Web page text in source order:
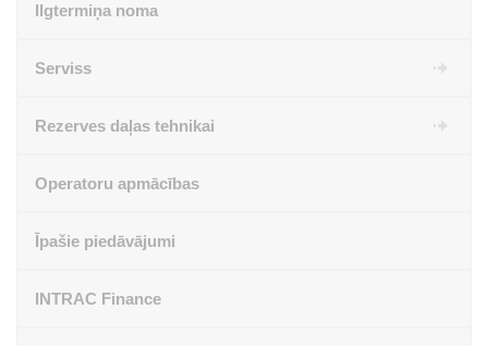
Ilgtermiņa noma
Serviss
Rezerves daļas tehnikai
Operatoru apmācības
Īpašie piedāvājumi
INTRAC Finance